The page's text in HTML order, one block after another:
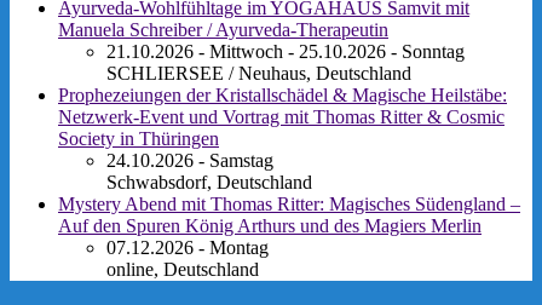
Ayurveda-Wohlfühltage im YOGAHAUS Samvit mit
Manuela Schreiber / Ayurveda-Therapeutin
21.10.2026 - Mittwoch - 25.10.2026 - Sonntag
SCHLIERSEE / Neuhaus, Deutschland
Prophezeiungen der Kristallschädel & Magische Heilstäbe:
Netzwerk-Event und Vortrag mit Thomas Ritter & Cosmic
Society in Thüringen
24.10.2026 - Samstag
Schwabsdorf, Deutschland
Mystery Abend mit Thomas Ritter: Magisches Südengland –
Auf den Spuren König Arthurs und des Magiers Merlin
07.12.2026 - Montag
online, Deutschland